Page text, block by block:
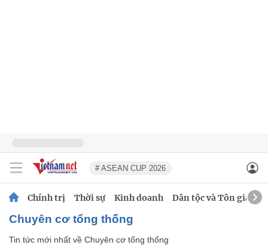
# ASEAN CUP 2026
Chính trị Thời sự Kinh doanh Dân tộc và Tôn giáo
Chuyên cơ tổng thống
Tin tức mới nhất về Chuyên cơ tổng thống